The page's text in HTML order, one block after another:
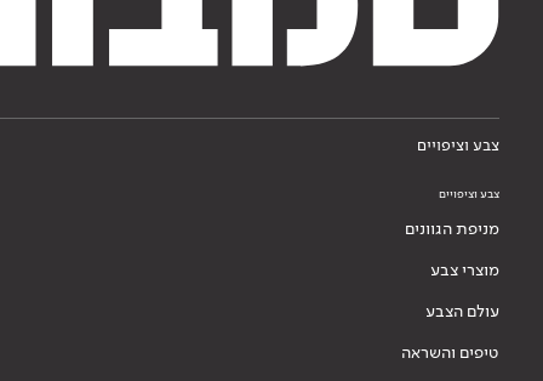
צבע וציפויים
צבע וציפויים
מניפת הגוונים
מוצרי צבע
עולם הצבע
טיפים והשראה